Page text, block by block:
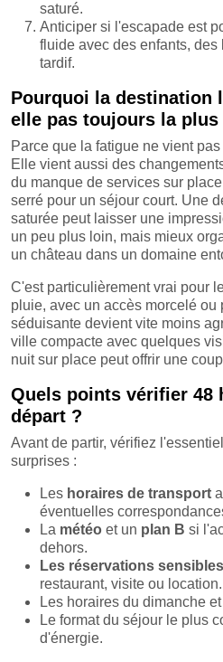
saturé.
Anticiper si l'escapade est
fluide avec des enfants,
tardif.
Pourquoi la destination
elle pas toujours la plus
Parce que la fatigue ne vient
Elle vient aussi des
du manque de services sur
serré pour un séjour court. Une
saturée peut laisser une
un peu plus loin, mais mieux
un château dans un domaine
C'est particulièrement vrai pour
pluie, avec un accès morcelé ou
séduisante devient vite moins
ville compacte avec quelques
nuit sur place peut offrir une
Quels points vérifier 48
départ ?
Avant de partir, vérifiez
surprises :
Les horaires de transport
éventuelles
La météo et un plan B si
dehors.
Les réservations sensibles
restaurant, visite ou location.
Les horaires du dimanche
Le format du séjour le plus
d'énergie.